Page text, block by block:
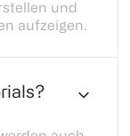
und
aufzeigen.